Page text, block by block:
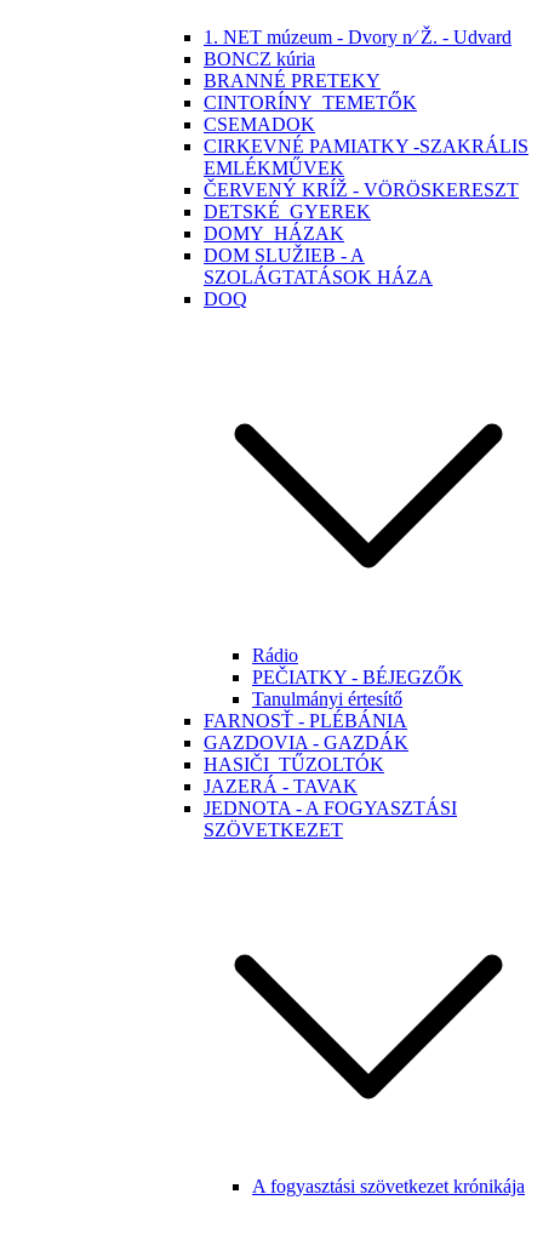
1. NET múzeum - Dvory n⁄ Ž. - Udvard
BONCZ kúria
BRANNÉ PRETEKY
CINTORÍNY_TEMETŐK
CSEMADOK
CIRKEVNÉ PAMIATKY -SZAKRÁLIS
EMLÉKMŰVEK
ČERVENÝ KRÍŽ - VÖRÖSKERESZT
DETSKÉ_GYEREK
DOMY_HÁZAK
DOM SLUŽIEB - A
SZOLÁGTATÁSOK HÁZA
DOQ
Rádio
PEČIATKY - BÉJEGZŐK
Tanulmányi értesítő
FARNOSŤ - PLÉBÁNIA
GAZDOVIA - GAZDÁK
HASIČI_TŰZOLTÓK
JAZERÁ - TAVAK
JEDNOTA - A FOGYASZTÁSI
SZÖVETKEZET
A fogyasztási szövetkezet krónikája